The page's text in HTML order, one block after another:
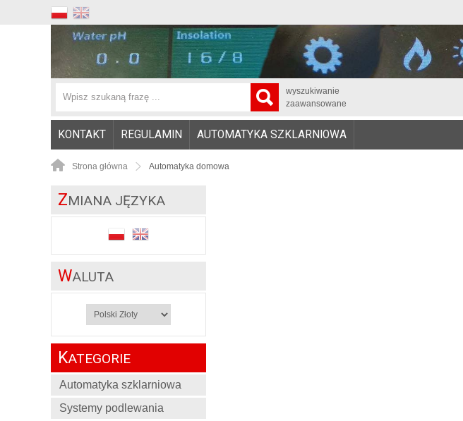
wyszukiwanie
zaawansowane
KONTAKT REGULAMIN AUTOMATYKA SZKLARNIOWA
Strona główna Automatyka domowa
ZMIANA JĘZYKA
WALUTA
KATEGORIE
Automatyka szklarniowa
Systemy podlewania